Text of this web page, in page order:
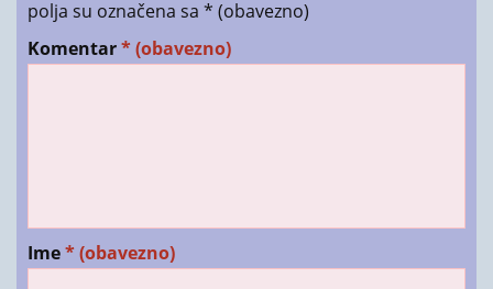
polja su označena sa * (obavezno)
Komentar* (obavezno)
Ime* (obavezno)